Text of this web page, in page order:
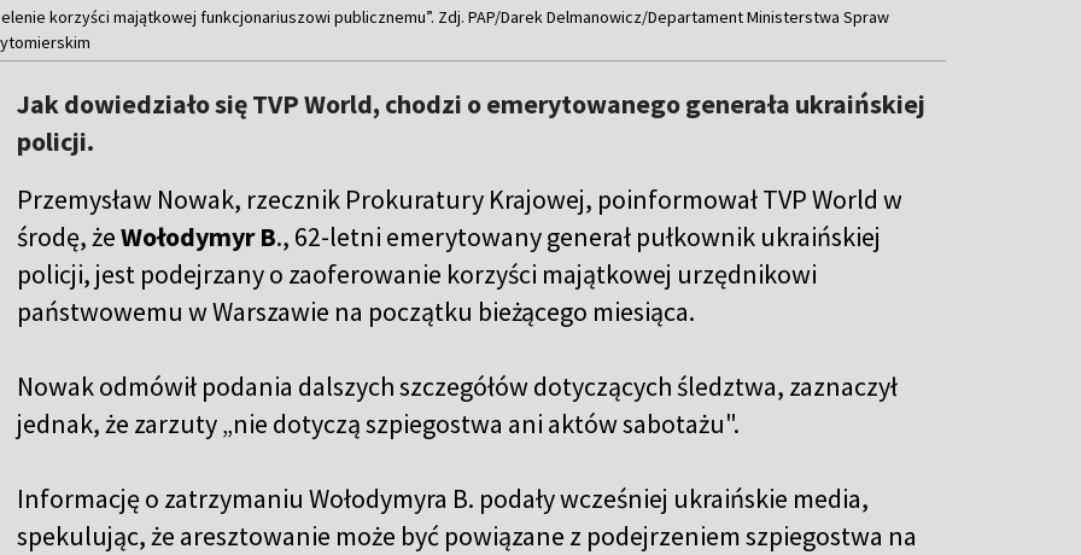
korzyści majątkowej funkcjonariuszowi publicznemu”. Zdj. PAP/Darek Delmanowicz/Departament Ministerstwa Spraw
Jak dowiedziało się TVP World, chodzi o emerytowanego generała ukraińskiej
policji.
Przemysław Nowak, rzecznik Prokuratury Krajowej, poinformował TVP World w
środę, żeWołodymyr B., 62-letni emerytowany generał pułkownik ukraińskiej
policji, jest podejrzany o zaoferowanie korzyści majątkowej urzędnikowi
państwowemu w Warszawie na początku bieżącego miesiąca.
Nowak odmówił podania dalszych szczegółów dotyczących śledztwa, zaznaczył
jednak, że zarzuty „nie dotyczą szpiegostwa ani aktów sabotażu".
Informację o zatrzymaniu Wołodymyra B. podały wcześniej ukraińskie media,
spekulując, że aresztowanie może być powiązane z podejrzeniem szpiegostwa na